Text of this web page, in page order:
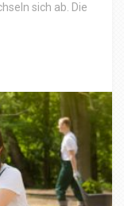
sich ab. Die